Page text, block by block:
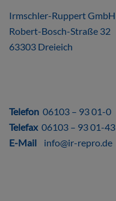
Irmschler-Ruppert GmbH
Robert-Bosch-Straße 32
63303 Dreieich
Telefon 06103 – 93 01-0
Telefax06103 – 93 01-43
E-Mail
info@ir-repro.de